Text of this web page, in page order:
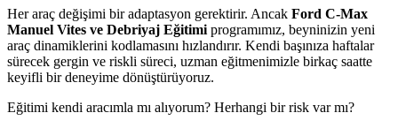
Her araç değişimi bir adaptasyon gerektirir. Ancak Ford C-Max
Manuel Vites ve Debriyaj Eğitimi programımız, beyninizin yeni
araç dinamiklerini kodlamasını hızlandırır. Kendi başınıza haftalar
sürecek gergin ve riskli süreci, uzman eğitmenimizle birkaç saatte
keyifli bir deneyime dönüştürüyoruz.
Eğitimi kendi aracımla mı alıyorum? Herhangi bir risk var mı?